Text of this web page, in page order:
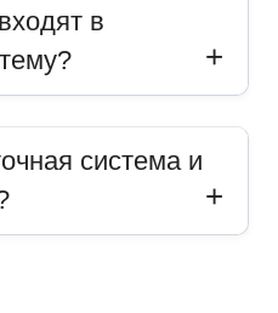
в
система и